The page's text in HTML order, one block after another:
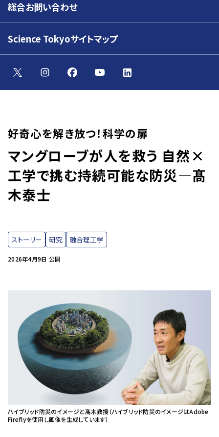
総合お問い合わせ
Science Tokyoサイトマップ
マングローブが人を救う 自然×
工学で挑む持続可能な防災—髙
木泰士
好奇心を解き放つ！科学の扉
2026年4月9日 公開
ストーリー 研究 融合理工学
ハイブリッド防災のイメージと髙木教授（ハイブリッド防災のイメージはAdobe
Fireflyを使用し画像を生成しています）